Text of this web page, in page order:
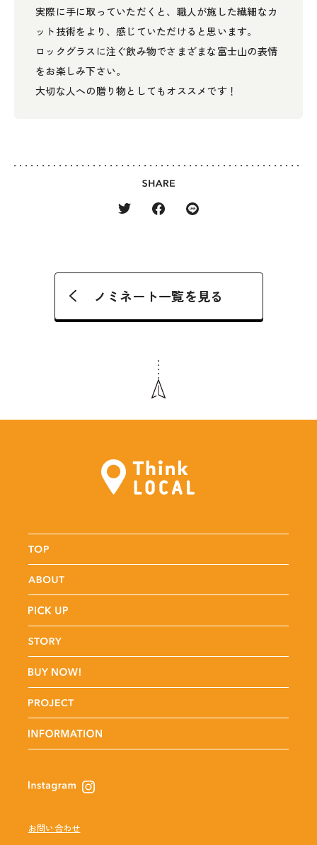
実際に手に取っていただくと、職人が施した繊細なカ
ット技術をより、感じていただけると思います。
ロックグラスに注ぐ飲み物でさまざまな富士山の表情
をお楽しみ下さい。
大切な人への贈り物としてもオススメです！
ノミネート一覧を見る
お問い合わせ